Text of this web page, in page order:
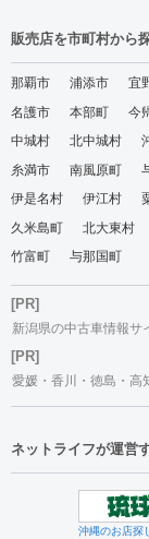
販売店を市町村から
那覇市 浦添市 宜
名護市
本部町 今
中城村
北中城村
糸満市
南風原町
伊是名村
伊江村
久米島町
北大東村
竹富町
与那国町
[PR]
新潟県の中古車情報サ
[PR]
愛媛・香川・徳島・高
ネットライフが運営
沖縄のお店探